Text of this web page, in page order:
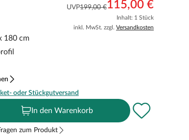
UVP199,00 €115,00 €
Inhalt: 1 Stück
inkl. MwSt. zzgl. Versandkosten
180 cm
oder Stückgutversand
In den Warenkorb
zum Produkt